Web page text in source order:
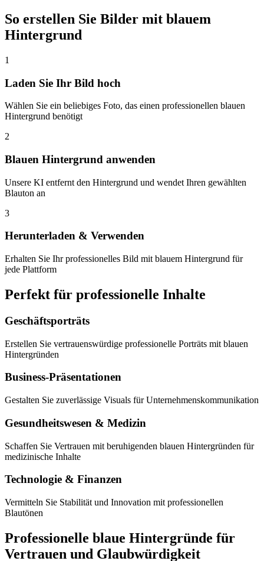
So erstellen Sie Bilder mit blauem
Hintergrund
1
Laden Sie Ihr Bild hoch
Wählen Sie ein beliebiges Foto, das einen professionellen blauen
Hintergrund benötigt
2
Blauen Hintergrund anwenden
Unsere KI entfernt den Hintergrund und wendet Ihren gewählten
Blauton an
3
Herunterladen & Verwenden
Erhalten Sie Ihr professionelles Bild mit blauem Hintergrund für
jede Plattform
Perfekt für professionelle Inhalte
Geschäftsporträts
Erstellen Sie vertrauenswürdige professionelle Porträts mit blauen
Hintergründen
Business-Präsentationen
Gestalten Sie zuverlässige Visuals für Unternehmenskommunikation
Gesundheitswesen & Medizin
Schaffen Sie Vertrauen mit beruhigenden blauen Hintergründen für
medizinische Inhalte
Technologie & Finanzen
Vermitteln Sie Stabilität und Innovation mit professionellen
Blautönen
Professionelle blaue Hintergründe für
Vertrauen und Glaubwürdigkeit